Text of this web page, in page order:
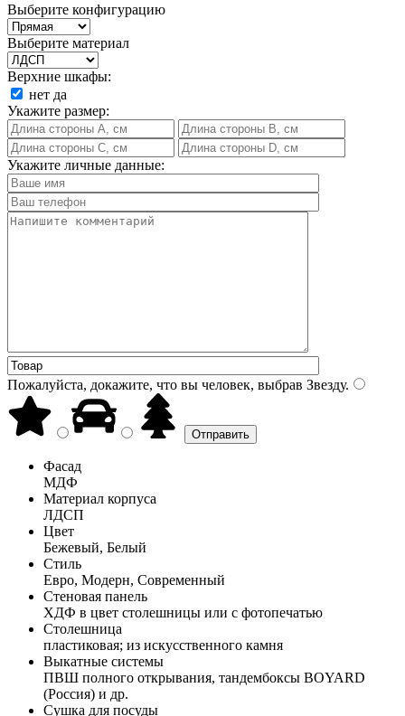
Выберите конфигурацию
Выберите материал
Верхние шкафы:
нет да
Укажите размер:
Укажите личные данные:
Пожалуйста, докажите, что вы человек, выбрав Звезду.
Фасад
МДФ
Материал корпуса
ЛДСП
Цвет
Бежевый, Белый
Стиль
Евро, Модерн, Современный
Стеновая панель
ХДФ в цвет столешницы или с фотопечатью
Столешница
пластиковая; из искусственного камня
Выкатные системы
ПВШ полного открывания, тандембоксы BOYARD
(Россия) и др.
Сушка для посуды